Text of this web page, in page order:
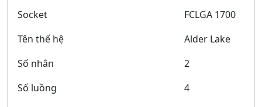
Socket
FCLGA 1700
Tên thế hệ
Alder Lake
Số nhân
2
Số luồng
4